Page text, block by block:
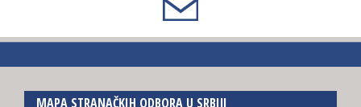
MAPA STRANAČKIH ODBORA U SRBIJI